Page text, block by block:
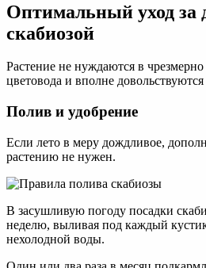
Оптимальный уход за
скабиозой
Растение не нуждаются в
цветовода и вполне
Полив и удобрение
Если лето в меру дождливое,
растению не нужен.
В засушливую погоду посадки
неделю, выливая под каждый
нехолодной воды.